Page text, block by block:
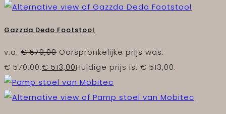
Gazzda Dedo Footstool
v.a. €570,00 Oorspronkelijke prijs was:
€ 570,00.€ 513,00Huidige prijs is: € 513,00.